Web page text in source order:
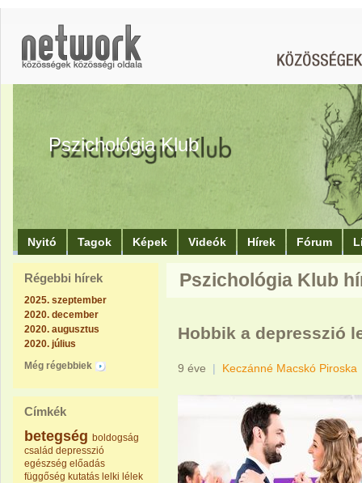
Pszichológia Klub
Nyitó Tagok Képek Videók Hírek Fórum
Régebbi hírek
2025. szeptember
2020. december
2020. augusztus
2020. július
Még régebbiek
Címkék
betegség boldogság
család depresszió
egészség előadás
függőség kutatás lelki lélek
Pszichológia Klub
Hobbik a depresszió
9 éve | Keczánné Macskó Piroska